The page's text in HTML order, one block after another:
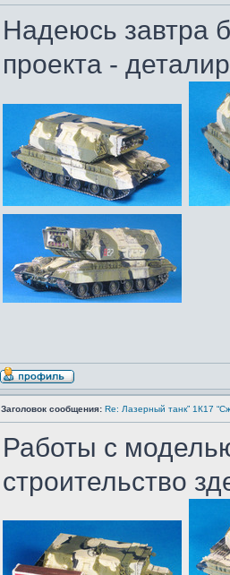
Надеюсь завтра
проекта -
Заголовок сообщения: Re: Лазерный танк” 1К17
Работы с
строительство